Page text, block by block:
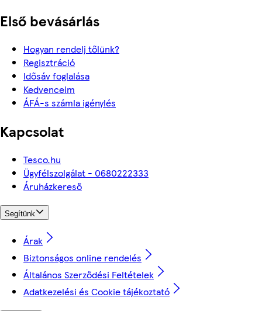
Első bevásárlás
Hogyan rendelj tőlünk?
Regisztráció
Idősáv foglalása
Kedvenceim
ÁFÁ-s számla igénylés
Kapcsolat
Tesco.hu
Ügyfélszolgálat - 0680222333
Áruházkereső
Segítünk
Árak
Biztonságos online rendelés
Általános Szerződési Feltételek
Adatkezelési és Cookie tájékoztató